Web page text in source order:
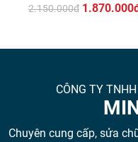
2.150.000đ
CÔNG TY
Chuyên cung cấp, sửa